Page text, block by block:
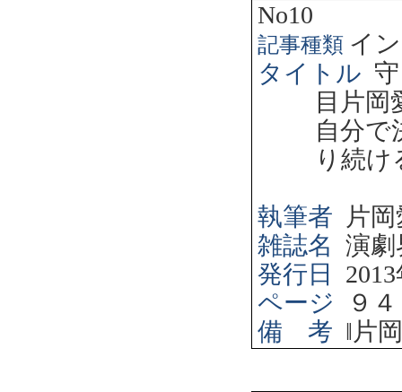
No10
記事種類 イ
タイトル
目片
自分で
り続
執筆者
片
雑誌名 演劇
発行日
2013
ページ
９
備 考 ‖片